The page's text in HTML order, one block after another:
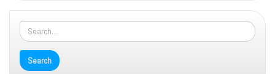
Amsterdam
in
una
tragedia
del